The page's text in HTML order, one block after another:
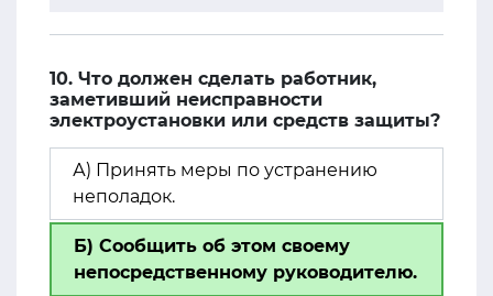
10. Что должен сделать работник,
заметивший неисправности
электроустановки или средств защиты?
А) Принять меры по устранению
неполадок.
Б) Сообщить об этом своему
непосредственному руководителю.